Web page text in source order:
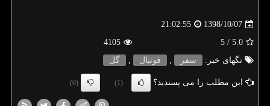
1398/10/07
21:02:55
5.0
/ 5
4105
تگهای خبر:
سفر , فوتبال , گل
این مطلب را می پسندید؟ (1)
(0)